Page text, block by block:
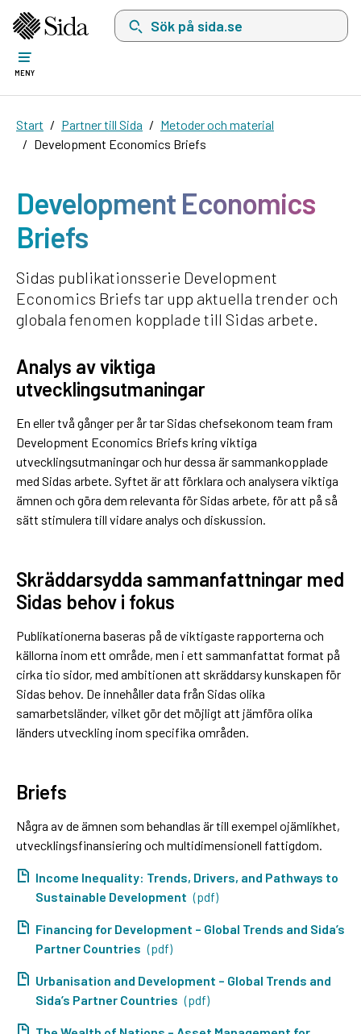
Sök på sida.se, sökförslag kommer att visas
MENY
Start Partner till Sida
Metoder och material
Development Economics Briefs
Development Economics
Briefs
Sidas publikationsserie Development
Economics Briefs tar upp aktuella trender och
globala fenomen kopplade till Sidas arbete.
Analys av viktiga
utvecklingsutmaningar
En eller två gånger per år tar Sidas chefsekonom team fram
Development Economics Briefs kring viktiga
utvecklingsutmaningar och hur dessa är sammankopplade
med Sidas arbete. Syftet är att förklara och analysera viktiga
ämnen och göra dem relevanta för Sidas arbete, för att på så
sätt stimulera till vidare analys och diskussion.
Skräddarsydda sammanfattningar med
Sidas behov i fokus
Publikationerna baseras på de viktigaste rapporterna och
källorna inom ett område, men i ett sammanfattat format på
cirka tio sidor, med ambitionen att skräddarsy kunskapen för
Sidas behov. De innehåller data från Sidas olika
samarbetsländer, vilket gör det möjligt att jämföra olika
länders utveckling inom specifika områden.
Briefs
Några av de ämnen som behandlas är till exempel ojämlikhet,
utvecklingsfinansiering och multidimensionell fattigdom.
Income Inequality: Trends, Drivers, and Pathways to
Sustainable Development (pdf)
Financing for Development – Global Trends and Sida’s
Partner Countries (pdf)
Urbanisation and Development – Global Trends and
Sida’s Partner Countries (pdf)